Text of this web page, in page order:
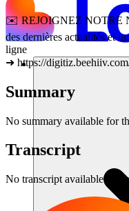
✉️ REJOIGNEZ NOTRE
des dernières actualités et
ligne
➜ https://
Summary
No summary available for
Transcript
No transcript available for